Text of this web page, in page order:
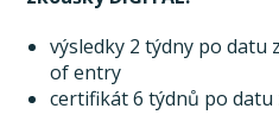
výsledky 2 týdny po datu
of entry
certifikát 6 týdnů po datu